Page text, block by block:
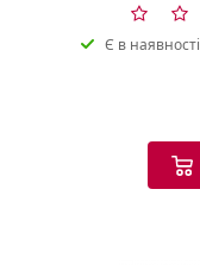
Є в наявності